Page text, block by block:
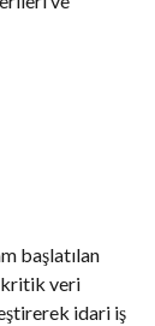
başlatılan
kritik veri
idari iş